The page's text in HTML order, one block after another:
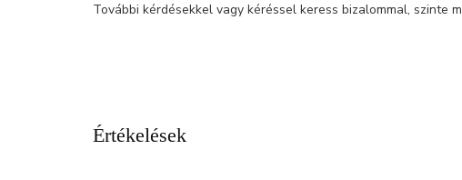
További kérdésekkel vagy kéréssel keress bizalommal, szinte
Értékelések